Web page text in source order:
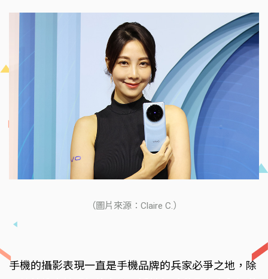
（圖片來源：Claire C.）
手機的攝影表現一直是手機品牌的兵家必爭之地，除